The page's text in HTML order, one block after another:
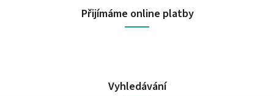
Přijímáme online platby
Vyhledávání